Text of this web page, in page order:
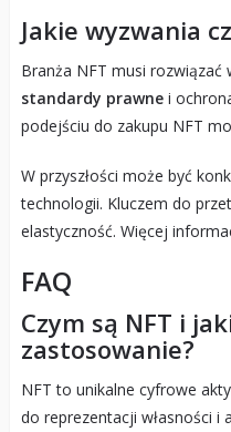
Jakie wyzwania
Branża NFT musi rozwiązać
standardy prawnei
podejściu do zakupu NFT
W przyszłości może być
technologii. Kluczem do
elastyczność. Więcej
FAQ
Czym są NFT i
zastosowanie?
NFT to unikalne cyfrowe
do reprezentacji własności